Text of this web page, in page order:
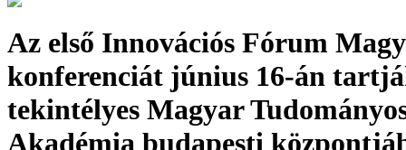
Az első Innovációs Fórum
konferenciát június 16-án
tekintélyes Magyar
Akadémia budapesti